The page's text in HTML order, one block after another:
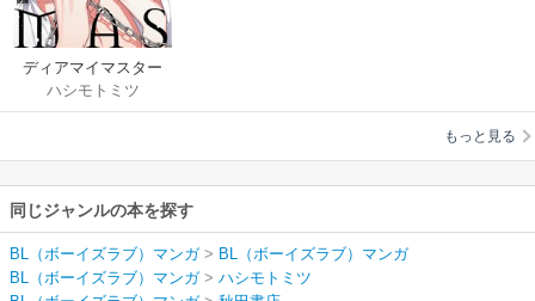
ディアマイマスター
～Dom/Sub universe
～【電子単行本】
ハシモトミツ
もっと見る
同じジャンルの本を探す
BL（ボーイズラブ）マンガ> BL（ボーイズラブ）マンガ
BL（ボーイズラブ）マンガ> ハシモトミツ